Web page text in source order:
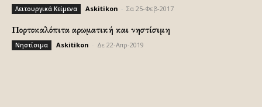
Λειτουργικά Κείμενα Askitikon Σα 25-Φεβ-2017
Πορτοκαλόπιτα αρωματική και νηστίσιμη
Νηστίσιμα Askitikon Δε 22-Απρ-2019